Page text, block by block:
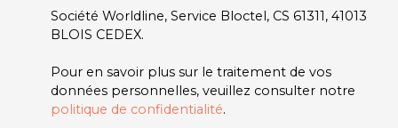
Société Worldline, Service Bloctel, CS 61311, 41013
BLOIS CEDEX.
Pour en savoir plus sur le traitement de vos
données personnelles, veuillez consulter notre
politique de confidentialité.